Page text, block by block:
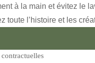
à la main et évitez le
toute l’histoire et les